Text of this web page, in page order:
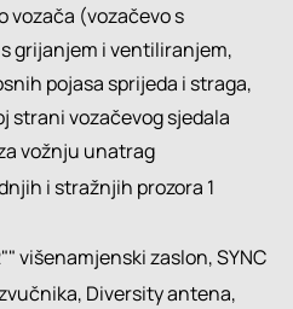
vozača (vozačevo s
grijanjem i ventiliranjem,
pojasa sprijeda i straga,
strani vozačevog sjedala
vožnju unatrag
i stražnjih prozora 1
višenamjenski zaslon, SYNC
Diversity antena,